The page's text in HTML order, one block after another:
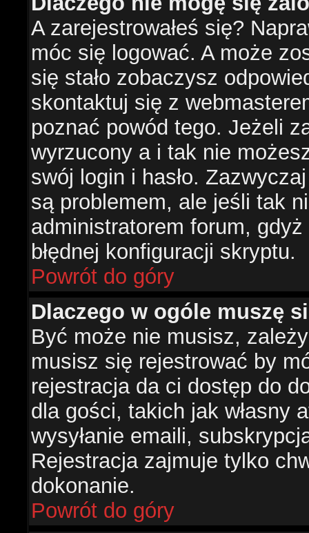
A zarejestrowałeś się?
móc się logować. A może
się stało zobaczysz
skontaktuj się z
poznać powód tego. Jeżeli
wyrzucony a i tak nie
swój login i hasło.
są problemem, ale jeśli tak
administratorem forum,
błędnej konfiguracji skryptu.
Powrót do góry
Dlaczego w ogóle muszę
Być może nie musisz,
musisz się rejestrować by
rejestracja da ci dostęp do
dla gości, takich jak własny
wysyłanie emaili,
Rejestracja zajmuje tylko
dokonanie.
Powrót do góry